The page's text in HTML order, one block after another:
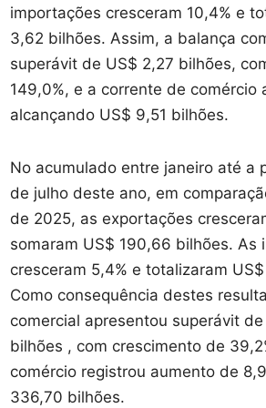
importações cresceram 10,4% e
3,62 bilhões. Assim, a balança
superávit de US$ 2,27 bilhões,
149,0%, e a corrente de comércio
alcançando US$ 9,51 bilhões.
No acumulado entre janeiro até a
de julho deste ano, em
de 2025, as exportações
somaram US$ 190,66 bilhões. As
cresceram 5,4% e totalizaram
Como consequência destes
comercial apresentou superávit
bilhões , com crescimento de
comércio registrou aumento de
336,70 bilhões.